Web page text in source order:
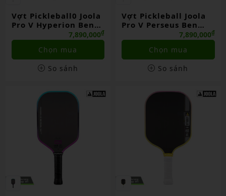
Vợt Pickleball0 Joola
Pro V Hyperion Ben
Johns Bolt Blue7,890,000₫
Chọn mua
So sánh
Vợt Pickleball Joola
Pro V Perseus Ben
Johns Blaze Red7,890,000₫
Chọn mua
So sánh